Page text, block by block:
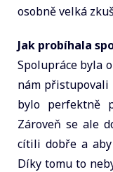
osobně velká
Jak probíhala
Spolupráce byla
nám přistupovali
bylo perfektně
Zároveň se ale
cítili dobře a
Díky tomu to